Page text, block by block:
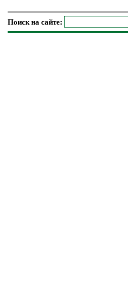
Поиск на сайте: